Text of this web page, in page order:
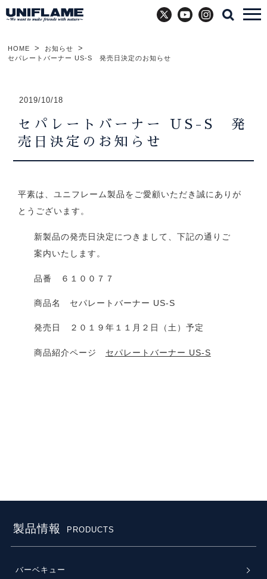
X YouTubeInstagram
HOME
お知らせ
セパレートバーナー US-S 発売日決定のお知らせ
2019/10/18
セパレートバーナー US-S 発
売日決定のお知らせ
平素は、ユニフレーム製品をご愛顧いただき誠にありが
とうございます。
新製品の発売日決定につきまして、下記の通りご
案内いたします。
品番 ６１００７７
商品名 セパレートバーナー US-S
発売日 ２０１９年１１月２日（土）予定
商品紹介ページ セパレートバーナー US-S
製品情報 PRODUCTS
バーベキュー